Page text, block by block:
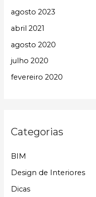
agosto 2023
abril 2021
agosto 2020
julho 2020
fevereiro 2020
Categorias
BIM
Design de Interiores
Dicas